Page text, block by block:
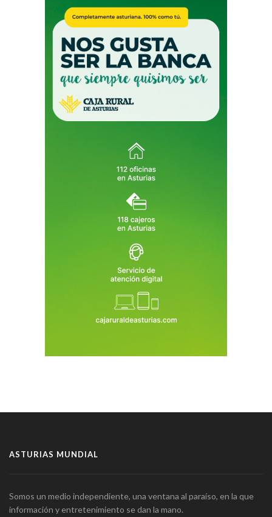
ASTURIAS MUNDIAL
Somos un medio independiente, una ventana al paraíso, en la que
información y entretenimiento se dan la mano.